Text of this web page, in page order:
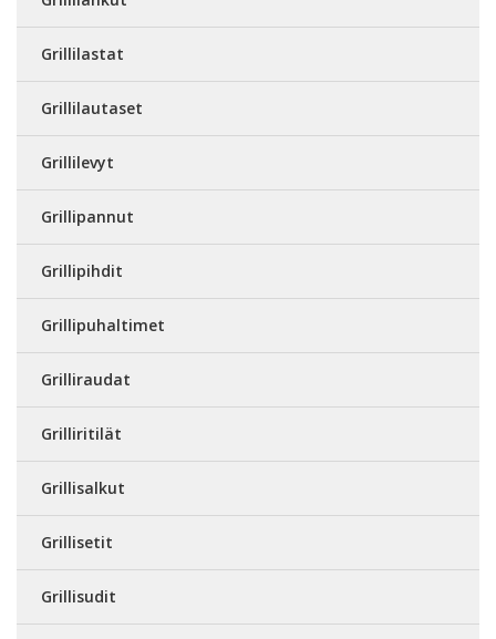
Grillilastat
Grillilautaset
Grillilevyt
Grillipannut
Grillipihdit
Grillipuhaltimet
Grilliraudat
Grilliritilät
Grillisalkut
Grillisetit
Grillisudit